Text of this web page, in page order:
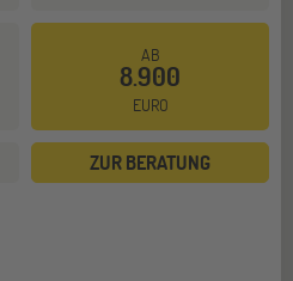
AB
8.900
EURO
ZUR BERATUNG